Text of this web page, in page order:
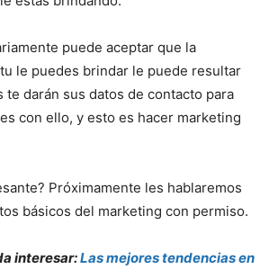
puede aceptar que la
le puedes brindar le puede resultar
te darán sus datos de contacto para
con ello, y esto es hacer marketing
Próximamente les hablaremos
básicos del marketing con permiso.
interesar:Las mejores tendencias en